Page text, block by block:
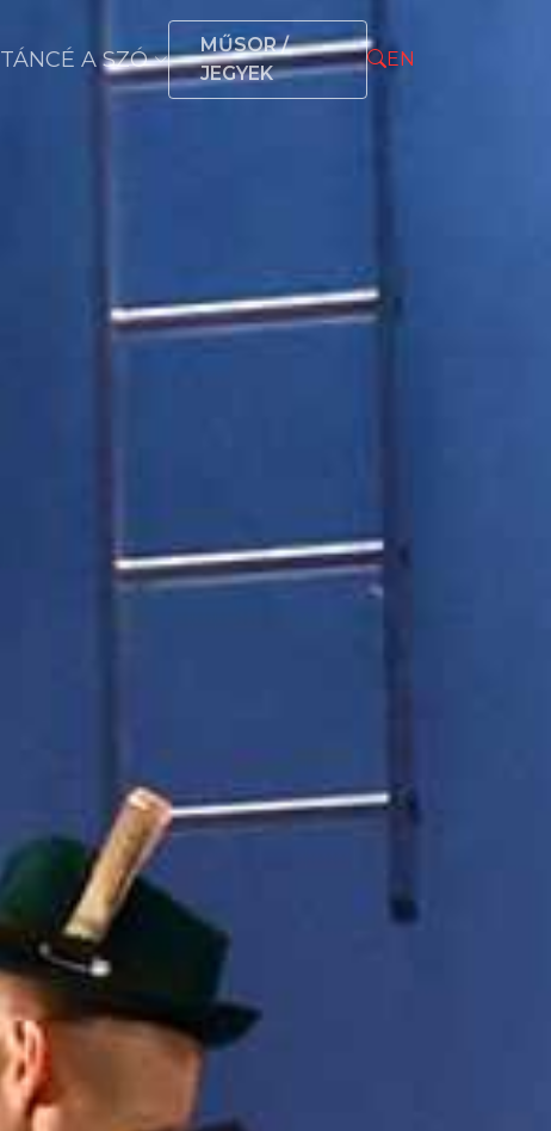
TÁNCÉ A SZÓ
MŰSOR /
JEGYEK
EN